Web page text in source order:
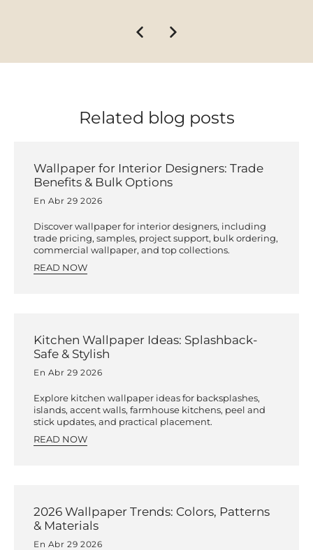
Related blog posts
Wallpaper for Interior Designers: Trade
Benefits & Bulk Options
En Abr 29 2026
Discover wallpaper for interior designers, including
trade pricing, samples, project support, bulk ordering,
commercial wallpaper, and top collections.
READ NOW
Kitchen Wallpaper Ideas: Splashback-
Safe & Stylish
En Abr 29 2026
Explore kitchen wallpaper ideas for backsplashes,
islands, accent walls, farmhouse kitchens, peel and
stick updates, and practical placement.
READ NOW
2026 Wallpaper Trends: Colors, Patterns
& Materials
En Abr 29 2026